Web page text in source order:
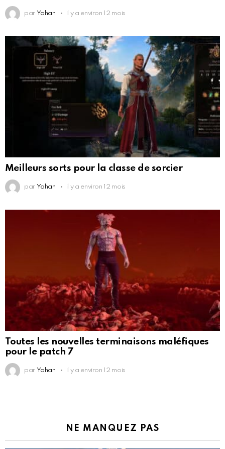
par Yohan il y a environ 12 mois
Meilleurs sorts pour la classe de sorcier
par Yohan il y a environ 12 mois
Toutes les nouvelles terminaisons maléfiques
pour le patch 7
par Yohan il y a environ 12 mois
NE MANQUEZ PAS